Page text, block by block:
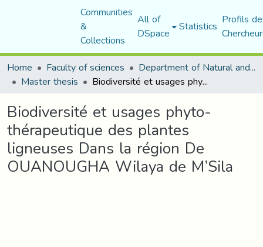
Communities
&
Collections
All of
DSpace Statistics Profils
Home
Faculty of sciences Department of Natural and Life Sciences
Master thesis Biodiversité et usages phyto-thérapeutique des plantes ligneuses Dans la région De OUANOUGHA Wilaya de M’Sila
Biodiversité et usages phyto-
thérapeutique des plantes
ligneuses Dans la région De
OUANOUGHA Wilaya de M’Sila